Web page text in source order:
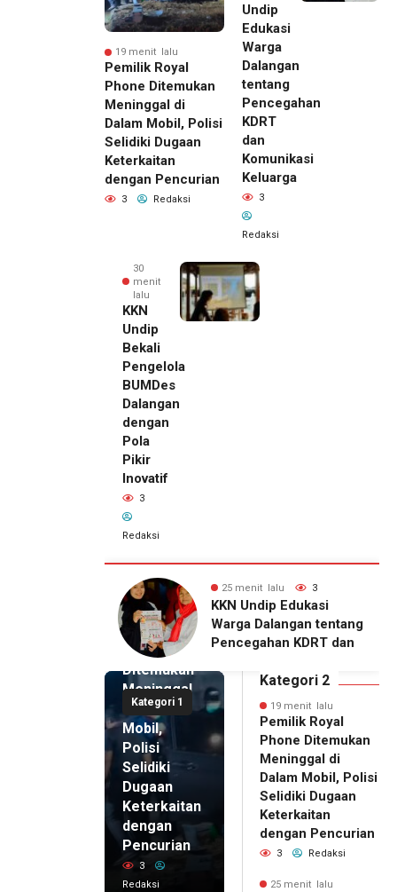
19 menit lalu
Pemilik Royal
Phone Ditemukan
Meninggal di
Dalam Mobil, Polisi
Selidiki Dugaan
Keterkaitan
dengan Pencurian
3 Redaksi
Undip
Edukasi
Warga
Dalangan
tentang
Pencegahan
KDRT
dan
Komunikasi
Keluarga
3
Redaksi
30
menit
lalu
KKN
Undip
Bekali
Pengelola
BUMDes
Dalangan
dengan
Pola
Pikir
Inovatif
3
Redaksi
30 menit lalu 3
KKN Undip Bekali
Pengelola BUMDes
Dalangan dengan Pola
Kategori 1
19 menit
lalu
Pemilik
Royal
Phone
Ditemukan
Meninggal
di Dalam
Mobil,
Polisi
Selidiki
Dugaan
Keterkaitan
dengan
Pencurian
3
Redaksi
Kategori 2
19 menit lalu
Pemilik Royal
Phone Ditemukan
Meninggal di
Dalam Mobil, Polisi
Selidiki Dugaan
Keterkaitan
dengan Pencurian
3 Redaksi
25 menit lalu